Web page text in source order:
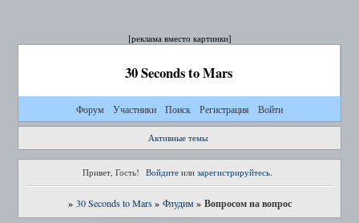
[реклама вместо картинки]
30 Seconds to Mars
Форум Участники Поиск Регистрация Войти
Активные темы
Привет, Гость! Войдите или зарегистрируйтесь.
» 30 Seconds to Mars » Флудим » Вопросом на вопрос